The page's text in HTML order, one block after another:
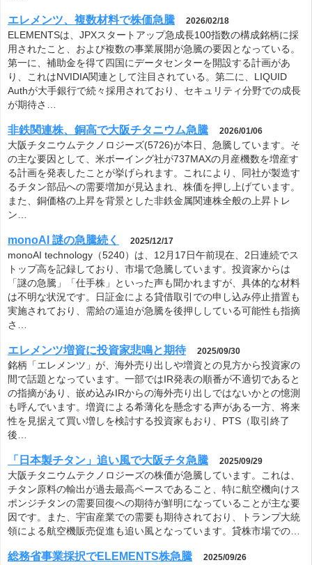
エレメンツ、複数材料で株価急騰 2026/02/18
ELEMENTSは、JPXスタートアップ急成長100指数の構成銘柄に採
用されたこと、および複数の事業展開が急騰の要因となっている。
第一に、補助金を得て四国にデータセンターを開設する計画があ
り、これはNVIDIA関連として注目されている。第二に、LIQUID
Authが大手銀行で続々採用されており、セキュリティ分野での成長
が期待さ…
非鉄関連株、銅高で大阪チタニウム急騰 2026/01/06
大阪チタニウムテクノロジーズ(5726)が本日、急騰しています。そ
の主な要因として、米ボーイング社が737MAXの月産機数を増産す
る計画を発表したことが挙げられます。これにより、同社が製造す
るチタン部品への需要増加が見込まれ、株価を押し上げています。
また、銅価格の上昇を背景とした非鉄金属関連株全般の上昇トレ
ン…
monoAI 謎の急騰続く 2025/12/17
monoAI technology（5240）は、12月17日午前現在、2日連続でス
トップ高を記録しており、市場で急騰しています。投資家からは
「謎の急騰」「仕手株」といった声も聞かれますが、具体的な材料
は不明な状況です。日証金による貸借取引での申し込み停止措置も
実施されており、需給の逼迫が急騰を後押ししている可能性も指摘
さ…
エレメンツ増資に投資家悲鳴と期待 2025/09/30
銘柄「エレメンツ」が、海外売り出しや増資との見方から投資家の
間で話題となっています。一部ではIR発表の順番が不適切であると
の指摘があり、嵌め込みIRからの海外売り出しではないかとの憶測
も呼んでいます。増資による希薄化を懸念する声がある一方、将来
性を見据えて買い増しを検討する投資家もおり、PTS（取引終了
後…
「日本製チタン」追い風で大阪チタ急騰 2025/09/29
大阪チタニウムテクノロジーズの株価が急騰しています。これは、
チタン原料の輸出が過去最高ペースであること、特に航空機向けス
ポンジチタンの需要回復への期待が鮮明になっていることが主な要
因です。また、宇宙産業での需要も期待されており、トランプ大統
領による航空機販売促進も追い風となっています。貸株市場での…
総務省事業採択でELEMENTS株急騰 2025/09/26